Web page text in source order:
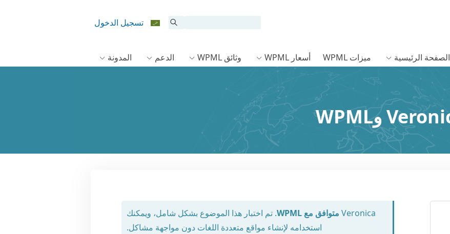
تسجيل الدخول
الصفحة الرئيسية ميزات WPML أسعار WPML وثائق WPML الدعم المدونة
Veronica متوافق مع WPML
. تم اختبار هذا الموضوع بشكل شامل، ويمكنك
استخدامه لإنشاء مواقع متعددة اللغات دون مواجهة مشاكل.